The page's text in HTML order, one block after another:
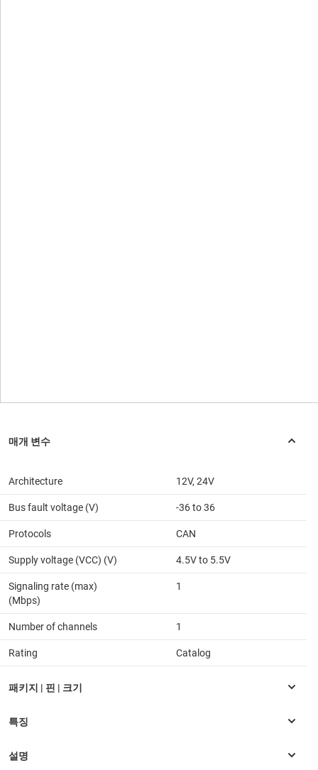
Architecture 12V, 24V
Bus fault voltage (V) -36 to 36
Protocols CAN
Supply voltage (VCC) (V) 4.5V to 5.5V
Signaling rate (max)
(Mbps)
1
Number of channels 1
Rating Catalog